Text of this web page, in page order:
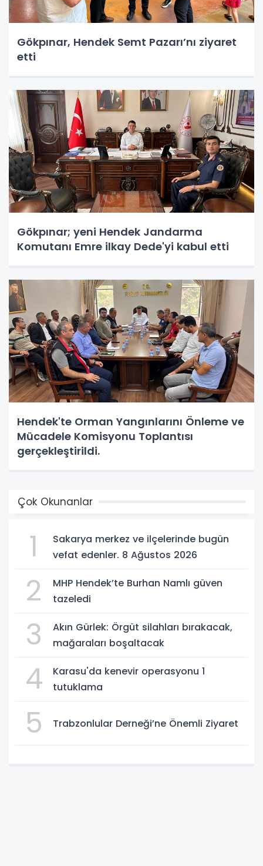
Gökpınar, Hendek Semt Pazarı’nı ziyaret
etti
Gökpınar; yeni Hendek Jandarma
Komutanı Emre ilkay Dede'yi kabul etti
Hendek'te Orman Yangınlarını Önleme ve
Mücadele Komisyonu Toplantısı
gerçekleştirildi.
Çok Okunanlar
1
Sakarya merkez ve ilçelerinde bugün
vefat edenler. 8 Ağustos 2026
2
MHP Hendek’te Burhan Namlı güven
tazeledi
3
Akın Gürlek: Örgüt silahları bırakacak,
mağaraları boşaltacak
4
Karasu'da kenevir operasyonu 1
tutuklama
5 Trabzonlular Derneği’ne Önemli Ziyaret